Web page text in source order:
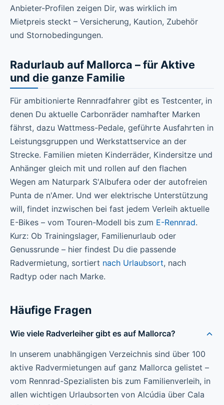
Anbieter-Profilen zeigen Dir, was wirklich im
Mietpreis steckt – Versicherung, Kaution, Zubehör
und Stornobedingungen.
Radurlaub auf Mallorca – für Aktive
und die ganze Familie
Für ambitionierte Rennradfahrer gibt es Testcenter, in
denen Du aktuelle Carbonräder namhafter Marken
fährst, dazu Wattmess-Pedale, geführte Ausfahrten in
Leistungsgruppen und Werkstattservice an der
Strecke. Familien mieten Kinderräder, Kindersitze und
Anhänger gleich mit und rollen auf den flachen
Wegen am Naturpark S'Albufera oder der autofreien
Punta de n'Amer. Und wer elektrische Unterstützung
will, findet inzwischen bei fast jedem Verleih aktuelle
E-Bikes – vom Touren-Modell bis zum E-Rennrad.
Kurz: Ob Trainingslager, Familienurlaub oder
Genussrunde – hier findest Du die passende
Radvermietung, sortiert nach Urlaubsort, nach
Radtyp oder nach Marke.
Häufige Fragen
Wie viele Radverleiher gibt es auf Mallorca?
In unserem unabhängigen Verzeichnis sind über 100
aktive Radvermietungen auf ganz Mallorca gelistet –
vom Rennrad-Spezialisten bis zum Familienverleih, in
allen wichtigen Urlaubsorten von Alcúdia über Cala